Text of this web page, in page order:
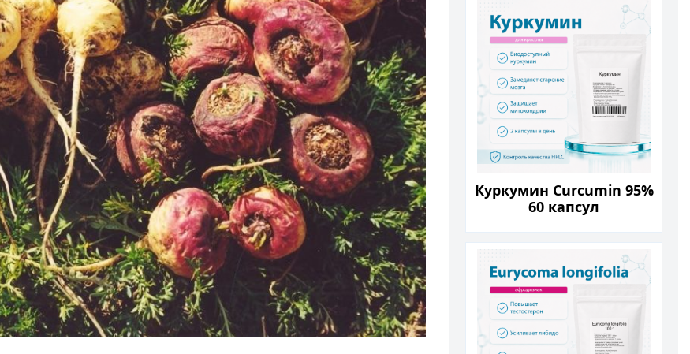
Куркумин Curcumin 95%
60 капсул